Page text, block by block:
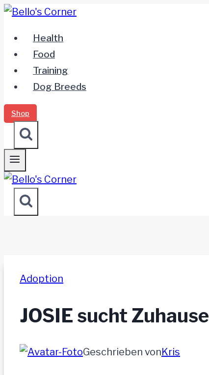
Zum
springenHealth
Food
Training
Dog Breeds
Shop
Adoption
JOSIE sucht Zuhause
Geschrieben vonKris